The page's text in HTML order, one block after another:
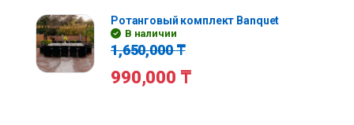
Ротанговый комплект Banquet
В наличии
1,650,000₸
990,000 ₸